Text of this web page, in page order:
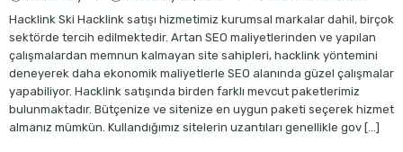
Hacklink Ski Hacklink satışı hizmetimiz kurumsal markalar dahil, birçok
sektörde tercih edilmektedir. Artan SEO maliyetlerinden ve yapılan
çalışmalardan memnun kalmayan site sahipleri, hacklink yöntemini
deneyerek daha ekonomik maliyetlerle SEO alanında güzel çalışmalar
yapabiliyor. Hacklink satışında birden farklı mevcut paketlerimiz
bulunmaktadır. Bütçenize ve sitenize en uygun paketi seçerek hizmet
almanız mümkün. Kullandığımız sitelerin uzantıları genellikle gov […]